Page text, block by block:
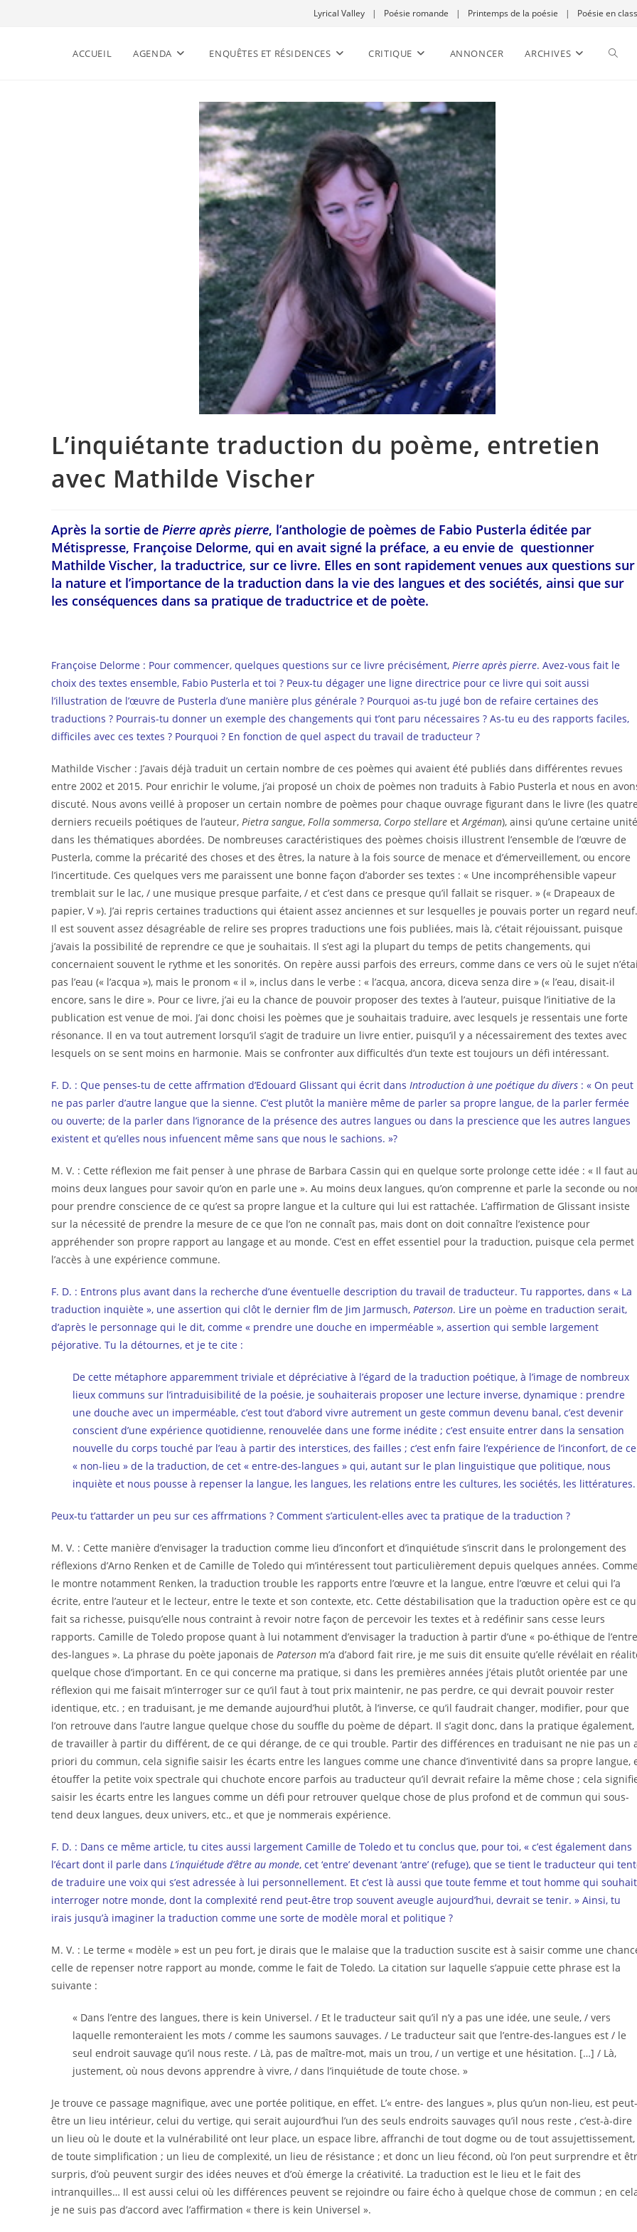
Lyrical Valley | Poésie romande | Printemps de la poésie | Poésie en
ACCUEIL AGENDA ENQUÊTES ET RÉSIDENCES CRITIQUE ANNONCER ARCHIVES
L’inquiétante traduction du poème, entretien
avec Mathilde Vischer
Après la sortie de Pierre après pierre, l’anthologie de poèmes de Fabio Pusterla éditée par
Métispresse, Françoise Delorme, qui en avait signé la préface, a eu envie de questionner
Mathilde Vischer, la traductrice, sur ce livre. Elles en sont rapidement venues aux questions sur
la nature et l’importance de la traduction dans la vie des langues et des sociétés, ainsi que sur
les conséquences dans sa pratique de traductrice et de poète.
Françoise Delorme : Pour commencer, quelques questions sur ce livre précisément, Pierre après pierre. Avez-vous fait le
choix des textes ensemble, Fabio Pusterla et toi ? Peux-tu dégager une ligne directrice pour ce livre qui soit aussi
l’illustration de l’œuvre de Pusterla d’une manière plus générale ? Pourquoi as-tu jugé bon de refaire certaines des
traductions ? Pourrais-tu donner un exemple des changements qui t’ont paru nécessaires ? As-tu eu des rapports faciles,
difficiles avec ces textes ? Pourquoi ? En fonction de quel aspect du travail de traducteur ?
Mathilde Vischer : J’avais déjà traduit un certain nombre de ces poèmes qui avaient été publiés dans différentes revues
entre 2002 et 2015. Pour enrichir le volume, j’ai proposé un choix de poèmes non traduits à Fabio Pusterla et nous en
discuté. Nous avons veillé à proposer un certain nombre de poèmes pour chaque ouvrage figurant dans le livre (les quatre
derniers recueils poétiques de l’auteur, Pietra sangue, Folla sommersa, Corpo stellare etArgéman), ainsi qu’une certaine unité
dans les thématiques abordées. De nombreuses caractéristiques des poèmes choisis illustrent l’ensemble de l’œuvre de
Pusterla, comme la précarité des choses et des êtres, la nature à la fois source de menace et d’émerveillement, ou encore
l’incertitude. Ces quelques vers me paraissent une bonne façon d’aborder ses textes : « Une incompréhensible vapeur
tremblait sur le lac, / une musique presque parfaite, / et c’est dans ce presque qu’il fallait se risquer. » (« Drapeaux de
papier, V »). J’ai repris certaines traductions qui étaient assez anciennes et sur lesquelles je pouvais porter un regard neuf.
Il est souvent assez désagréable de relire ses propres traductions une fois publiées, mais là, c’était réjouissant, puisque
j’avais la possibilité de reprendre ce que je souhaitais. Il s’est agi la plupart du temps de petits changements, qui
concernaient souvent le rythme et les sonorités. On repère aussi parfois des erreurs, comme dans ce vers où le sujet
pas l’eau (« l’acqua »), mais le pronom « il », inclus dans le verbe : « l’acqua, ancora, diceva senza dire » (« l’eau, disait-il
encore, sans le dire ». Pour ce livre, j’ai eu la chance de pouvoir proposer des textes à l’auteur, puisque l’initiative de la
publication est venue de moi. J’ai donc choisi les poèmes que je souhaitais traduire, avec lesquels je ressentais une forte
résonance. Il en va tout autrement lorsqu’il s’agit de traduire un livre entier, puisqu’il y a nécessairement des textes avec
lesquels on se sent moins en harmonie. Mais se confronter aux difficultés d’un texte est toujours un défi intéressant.
F. D. : Que penses-tu de cette affrmation d’Edouard Glissant qui écrit dans Introduction à une poétique du divers : « On peut
ne pas parler d’autre langue que la sienne. C’est plutôt la manière même de parler sa propre langue, de la parler fermée
ou ouverte; de la parler dans l’ignorance de la présence des autres langues ou dans la prescience que les autres langues
existent et qu’elles nous infuencent même sans que nous le sachions. »?
M. V. : Cette réflexion me fait penser à une phrase de Barbara Cassin qui en quelque sorte prolonge cette idée : « Il faut au
moins deux langues pour savoir qu’on en parle une ». Au moins deux langues, qu’on comprenne et parle la seconde ou
pour prendre conscience de ce qu’est sa propre langue et la culture qui lui est rattachée. L’affirmation de Glissant insiste
sur la nécessité de prendre la mesure de ce que l’on ne connaît pas, mais dont on doit connaître l’existence pour
appréhender son propre rapport au langage et au monde. C’est en effet essentiel pour la traduction, puisque cela permet
l’accès à une expérience commune.
F. D. : Entrons plus avant dans la recherche d’une éventuelle description du travail de traducteur. Tu rapportes, dans « La
traduction inquiète », une assertion qui clôt le dernier flm de Jim Jarmusch, Paterson. Lire un poème en traduction serait,
d’après le personnage qui le dit, comme « prendre une douche en imperméable », assertion qui semble largement
péjorative. Tu la détournes, et je te cite :
De cette métaphore apparemment triviale et dépréciative à l’égard de la traduction poétique, à l’image de nombreux
lieux communs sur l’intraduisibilité de la poésie, je souhaiterais proposer une lecture inverse, dynamique : prendre
une douche avec un imperméable, c’est tout d’abord vivre autrement un geste commun devenu banal, c’est devenir
conscient d’une expérience quotidienne, renouvelée dans une forme inédite ; c’est ensuite entrer dans la sensation
nouvelle du corps touché par l’eau à partir des interstices, des failles ; c’est enfn faire l’expérience de l’inconfort, de ce
« non-lieu » de la traduction, de cet « entre-des-langues » qui, autant sur le plan linguistique que politique, nous
inquiète et nous pousse à repenser la langue, les langues, les relations entre les cultures, les sociétés, les littératures.
Peux-tu t’attarder un peu sur ces affrmations ? Comment s’articulent-elles avec ta pratique de la traduction ?
M. V. : Cette manière d’envisager la traduction comme lieu d’inconfort et d’inquiétude s’inscrit dans le prolongement des
réflexions d’Arno Renken et de Camille de Toledo qui m’intéressent tout particulièrement depuis quelques années. Comme
le montre notamment Renken, la traduction trouble les rapports entre l’œuvre et la langue, entre l’œuvre et celui qui l’a
écrite, entre l’auteur et le lecteur, entre le texte et son contexte, etc. Cette déstabilisation que la traduction opère est ce
fait sa richesse, puisqu’elle nous contraint à revoir notre façon de percevoir les textes et à redéfinir sans cesse leurs
rapports. Camille de Toledo propose quant à lui notamment d’envisager la traduction à partir d’une « po-éthique de
des-langues ». La phrase du poète japonais de Paterson m’a d’abord fait rire, je me suis dit ensuite qu’elle révélait en
quelque chose d’important. En ce qui concerne ma pratique, si dans les premières années j’étais plutôt orientée par une
réflexion qui me faisait m’interroger sur ce qu’il faut à tout prix maintenir, ne pas perdre, ce qui devrait pouvoir rester
identique, etc. ; en traduisant, je me demande aujourd’hui plutôt, à l’inverse, ce qu’il faudrait changer, modifier, pour que
l’on retrouve dans l’autre langue quelque chose du souffle du poème de départ. Il s’agit donc, dans la pratique également,
de travailler à partir du différent, de ce qui dérange, de ce qui trouble. Partir des différences en traduisant ne nie pas un
priori du commun, cela signifie saisir les écarts entre les langues comme une chance d’inventivité dans sa propre langue,
étouffer la petite voix spectrale qui chuchote encore parfois au traducteur qu’il devrait refaire la même chose ; cela
saisir les écarts entre les langues comme un défi pour retrouver quelque chose de plus profond et de commun qui sous-
tend deux langues, deux univers, etc., et que je nommerais expérience.
F. D. : Dans ce même article, tu cites aussi largement Camille de Toledo et tu conclus que, pour toi, « c’est également dans
l’écart dont il parle dans L’inquiétude d’être au monde, cet ‘entre’ devenant ‘antre’ (refuge), que se tient le traducteur qui
de traduire une voix qui s’est adressée à lui personnellement. Et c’est là aussi que toute femme et tout homme qui
interroger notre monde, dont la complexité rend peut-être trop souvent aveugle aujourd’hui, devrait se tenir. » Ainsi, tu
irais jusqu’à imaginer la traduction comme une sorte de modèle moral et politique ?
M. V. : Le terme « modèle » est un peu fort, je dirais que le malaise que la traduction suscite est à saisir comme une
celle de repenser notre rapport au monde, comme le fait de Toledo. La citation sur laquelle s’appuie cette phrase est la
suivante :
« Dans l’entre des langues, there is kein Universel. / Et le traducteur sait qu’il n’y a pas une idée, une seule, / vers
laquelle remonteraient les mots / comme les saumons sauvages. / Le traducteur sait que l’entre-des-langues est / le
seul endroit sauvage qu’il nous reste. / Là, pas de maître-mot, mais un trou, / un vertige et une hésitation. […] / Là,
justement, où nous devons apprendre à vivre, / dans l’inquiétude de toute chose. »
Je trouve ce passage magnifique, avec une portée politique, en effet. L’« entre- des langues », plus qu’un non-lieu, est peut-
être un lieu intérieur, celui du vertige, qui serait aujourd’hui l’un des seuls endroits sauvages qu’il nous reste , c’est-à-dire
un lieu où le doute et la vulnérabilité ont leur place, un espace libre, affranchi de tout dogme ou de tout assujettissement,
de toute simplification ; un lieu de complexité, un lieu de résistance ; et donc un lieu fécond, où l’on peut surprendre et
surpris, d’où peuvent surgir des idées neuves et d’où émerge la créativité. La traduction est le lieu et le fait des
intranquilles… Il est aussi celui où les différences peuvent se rejoindre ou faire écho à quelque chose de commun ; en
je ne suis pas d’accord avec l’affirmation « there is kein Universel ».